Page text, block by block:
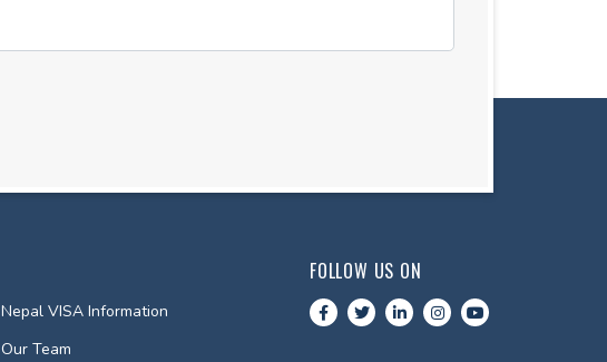
Nepal VISA Information
Our Team
FOLLOW US ON